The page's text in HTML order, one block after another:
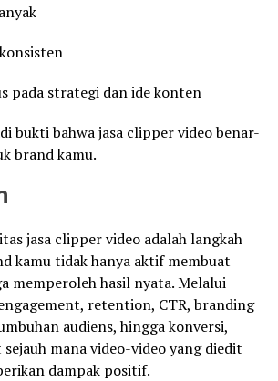
pada strategi dan ide konten
bukti bahwa jasa clipper video benar-
brand kamu.
jasa clipper video adalah langkah
kamu tidak hanya aktif membuat
memperoleh hasil nyata. Melalui
retention, CTR, branding
audiens, hingga konversi,
mana video-video yang diedit
dampak positif.